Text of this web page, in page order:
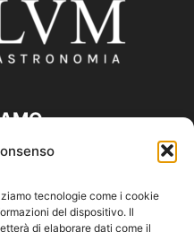
tecnologie come i cookie
del dispositivo. Il
di elaborare dati come il